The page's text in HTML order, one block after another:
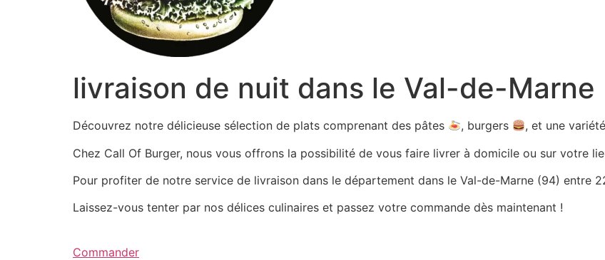
livraison de nuit dans le Val-de-Marne
Découvrez notre délicieuse sélection de plats comprenant des pâtes , burgers , et une
Chez Call Of Burger, nous vous offrons la possibilité de vous faire livrer à domicile ou sur votre
Pour profiter de notre service de livraison dans le département dans le Val-de-Marne (94) entre
Laissez-vous tenter par nos délices culinaires et passez votre commande dès maintenant !
Commander